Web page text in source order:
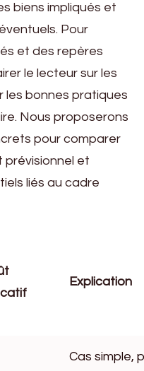
biens impliqués et
Pour
et des repères
le lecteur sur les
bonnes pratiques
Nous proposerons
pour comparer
prévisionnel et
liés au cadre
Explication
Cas simple,